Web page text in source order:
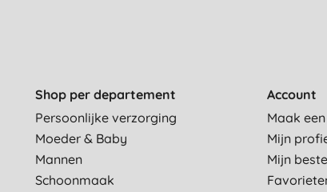
Shop per departement
Persoonlijke verzorging
Moeder & Baby
Mannen
Schoonmaak
Account
Maak
Mijn
Mijn